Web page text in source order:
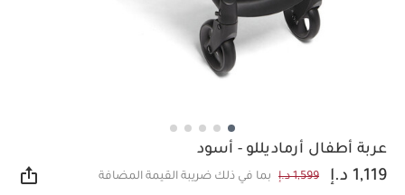
عربة أطفال أرماديللو - أسود
1,119 د.إ 1,599 د.إ بما في ذلك ضريبة القيمة المضافة